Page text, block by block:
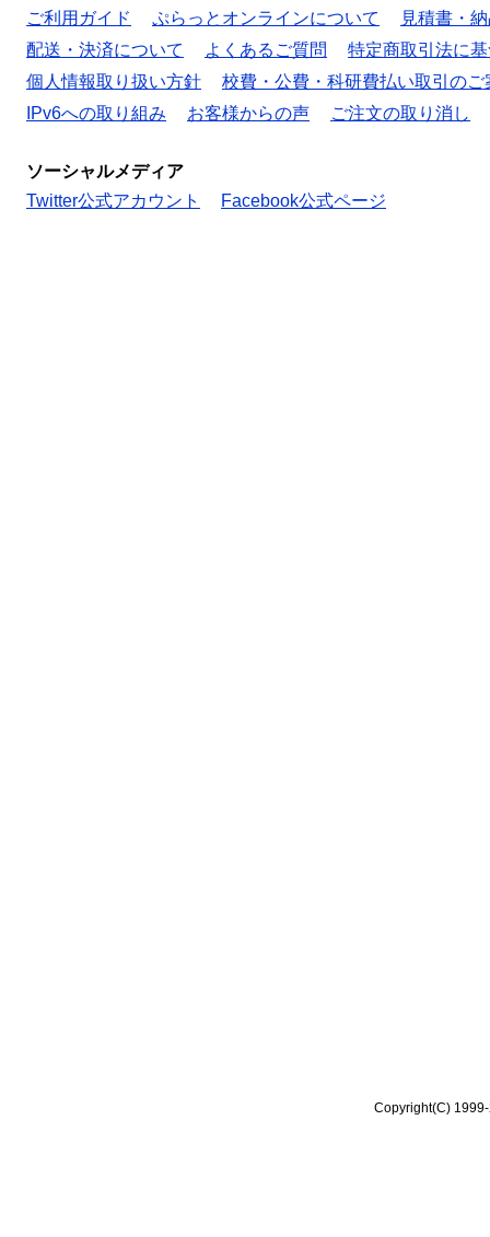
ご利用ガイド
ぷらっとオンラインについて
見積書・
配送・決済について
よくあるご質問
特定商取引法に
個人情報取り扱い方針
校費・公費・科研費払い取引のご
IPv6への取り組み
お客様からの声 ご注文の取り消し
ソーシャルメディア
Twitter公式アカウント
Facebook公式ページ
Copyright(C)